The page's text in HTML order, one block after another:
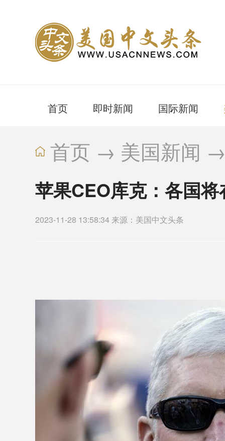
首页 即时新闻 国际新闻
首页 → 美国新闻
苹果CEO库克：各国
2023-11-28 13:58:34 来源：美国中文头条